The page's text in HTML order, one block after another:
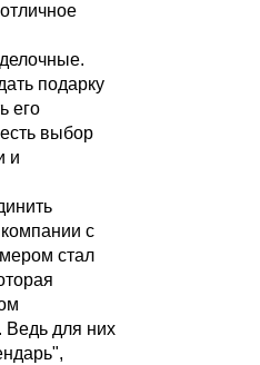
подарку
его
выбор
и
с
стал
Ведь для них